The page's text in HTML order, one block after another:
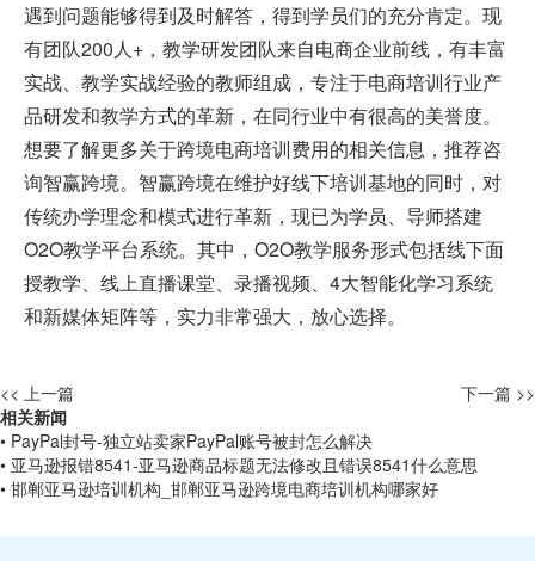
遇到问题能够得到及时解答，得到学员们的充分肯定。现
有团队200人+，教学研发团队来自电商企业前线，有丰富
实战、教学实战经验的教师组成，专注于电商培训行业产
品研发和教学方式的革新，在同行业中有很高的美誉度。
想要了解更多关于跨境电商培训费用的相关信息，推荐咨
询智赢跨境。智赢跨境在维护好线下培训基地的同时，对
传统办学理念和模式进行革新，现已为学员、导师搭建
O2O教学平台系统。其中，O2O教学服务形式包括线下面
授教学、线上直播课堂、录播视频、4大智能化学习系统
和新媒体矩阵等，实力非常强大，放心选择。
<< 上一篇
下一篇 >>
相关新闻
• PayPal封号-独立站卖家PayPal账号被封怎么解决
• 亚马逊报错8541-亚马逊商品标题无法修改且错误8541什么意思
• 邯郸亚马逊培训机构_邯郸亚马逊跨境电商培训机构哪家好